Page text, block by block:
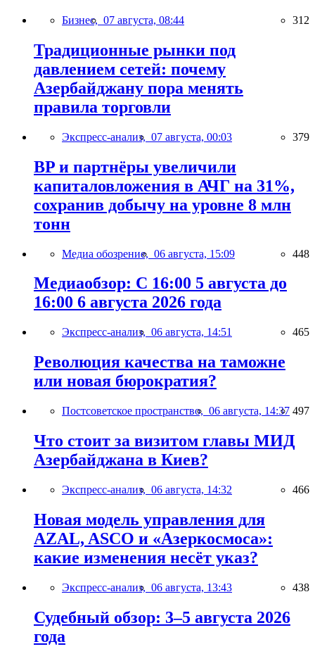
Бизнес, 07 августа, 08:44 312
Традиционные рынки под
давлением сетей: почему
Азербайджану пора менять
правила торговли
Экспресс-анализ, 07 августа, 00:03 379
BP и партнёры увеличили
капиталовложения в АЧГ на 31%,
сохранив добычу на уровне 8 млн
тонн
Медиа обозрение, 06 августа, 15:09 448
Медиаобзор: С 16:00 5 августа до
16:00 6 августа 2026 года
Экспресс-анализ, 06 августа, 14:51 465
Революция качества на таможне
или новая бюрократия?
Постсоветское пространство, 06 августа, 14:37 497
Что стоит за визитом главы МИД
Азербайджана в Киев?
Экспресс-анализ, 06 августа, 14:32 466
Новая модель управления для
AZAL, ASCO и «Азеркосмоса»:
какие изменения несёт указ?
Экспресс-анализ, 06 августа, 13:43 438
Судебный обзор: 3–5 августа 2026
года